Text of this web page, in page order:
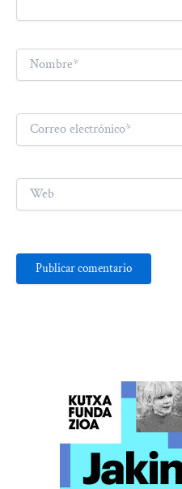
Nombre*
Correo
electrónico*
Web